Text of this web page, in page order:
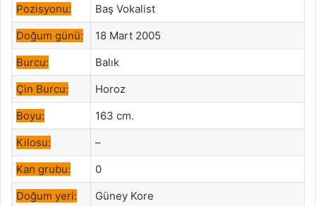
Pozisyonu:
Baş Vokalist
Doğum günü:
18 Mart 2005
Burcu:
Balık
Çin Burcu:
Horoz
Boyu:
163 cm.
Kilosu:
–
Kan grubu:
0
Doğum yeri:
Güney Kore